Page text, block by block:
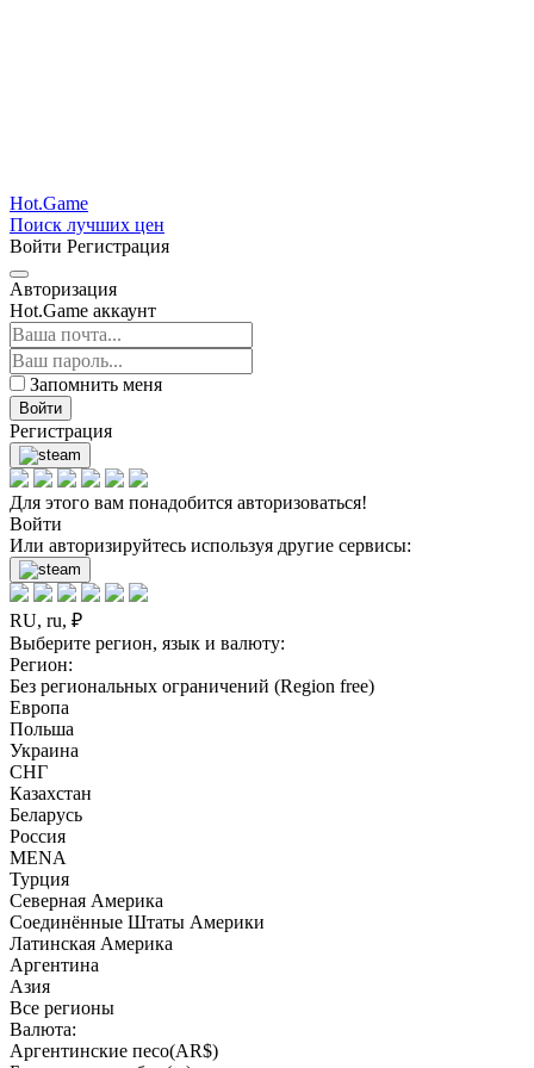
Hot.Game
Поиск лучших цен
Войти Регистрация
Авторизация
Hot.Game аккаунт
Запомнить меня
Войти
Регистрация
Для этого вам понадобится авторизоваться!
Войти
Или авторизируйтесь используя другие сервисы:
RU, ru, ₽
Выберите регион, язык и валюту:
Регион:
Без региональных ограничений (Region free)
Европа
Польша
Украина
СНГ
Казахстан
Беларусь
Россия
MENA
Турция
Северная Америка
Соединённые Штаты Америки
Латинская Америка
Аргентина
Азия
Все регионы
Валюта:
Аргентинские песо(AR$)